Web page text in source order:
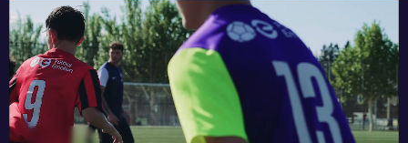
Blog
Une société de :